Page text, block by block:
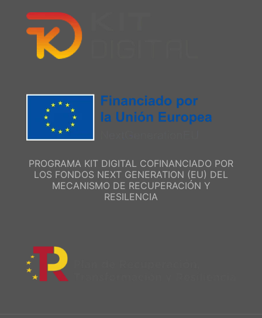
PROGRAMA KIT DIGITAL COFINANCIADO POR
LOS FONDOS NEXT GENERATION (EU) DEL
MECANISMO DE RECUPERACIÓN Y
RESILENCIA